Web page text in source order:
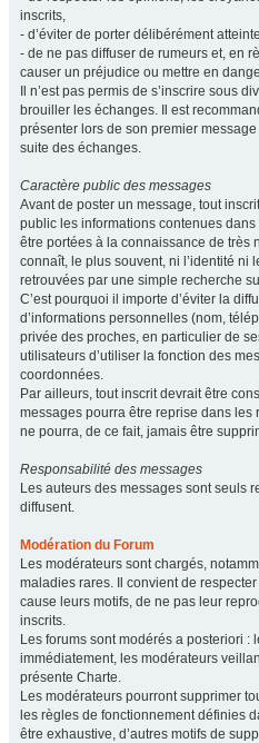
inscrits,
- d’éviter de porter délibérément
- de ne pas diffuser de rumeurs et, en
causer un préjudice ou mettre en
Il n’est pas permis de s’inscrire sous
brouiller les échanges. Il est
présenter lors de son premier
suite des échanges.
Caractère public des messages
Avant de poster un message, tout
public les informations contenues
être portées à la connaissance de très
connaît, le plus souvent, ni l’identité ni
retrouvées par une simple recherche
C’est pourquoi il importe d’éviter la
d’informations personnelles (nom,
privée des proches, en particulier de
utilisateurs d’utiliser la fonction des
coordonnées.
Par ailleurs, tout inscrit devrait être
messages pourra être reprise dans les
ne pourra, de ce fait, jamais être
Responsabilité des messages
Les auteurs des messages sont seuls
diffusent.
Modération du Forum
Les modérateurs sont chargés,
maladies rares. Il convient de
cause leurs motifs, de ne pas leur
inscrits.
Les forums sont modérés a posteriori :
immédiatement, les modérateurs
présente Charte.
Les modérateurs pourront supprimer
les règles de fonctionnement définies
être exhaustive, d’autres motifs de